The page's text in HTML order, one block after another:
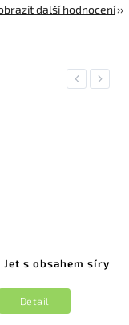
další hodnocení
Previous
s obsahem síry
Detail
Next